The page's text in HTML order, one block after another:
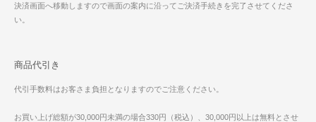
決済画面へ移動しますので画面の案内に沿ってご決済手続きを完了させてくださ
い。
商品代引き
代引手数料はお客さま負担となりますのでご注意ください。
お買い上げ総額が30,000円未満の場合330円（税込）、30,000円以上は無料とさせ